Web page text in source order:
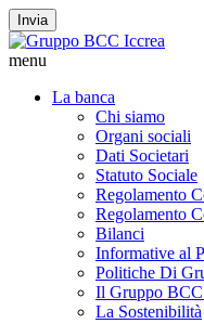
Invia
menu
La banca
Chi siamo
Organi sociali
Dati Societari
Statuto Sociale
Regolamento
Regolamento
Bilanci
Informative al
Politiche Di
Il Gruppo BCC
La Sostenibilità